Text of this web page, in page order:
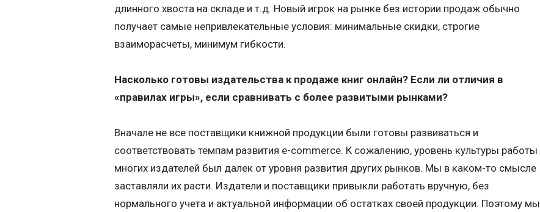
длинного хвоста на складе и т.д. Новый игрок на рынке без истории продаж обычно
получает самые непривлекательные условия: минимальные скидки, строгие
взаиморасчеты, минимум гибкости.
Насколько готовы издательства к продаже книг онлайн? Если ли отличия в
«правилах игры», если сравнивать с более развитыми рынками?
Вначале не все поставщики книжной продукции были готовы развиваться и
соответствовать темпам развития e-commerce. К сожалению, уровень культуры работы
многих издателей был далек от уровня развития других рынков. Мы в каком-то смысле
заставляли их расти. Издатели и поставщики привыкли работать вручную, без
нормального учета и актуальной информации об остатках своей продукции. Поэтому мы